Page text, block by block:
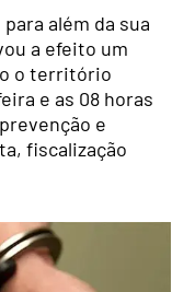
além da sua
a efeito um
o território
e as 08 horas
e
fiscalização